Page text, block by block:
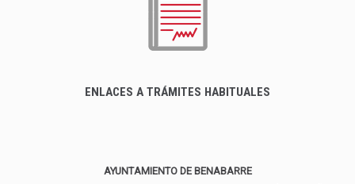
ENLACES A TRÁMITES HABITUALES
AYUNTAMIENTO DE BENABARRE